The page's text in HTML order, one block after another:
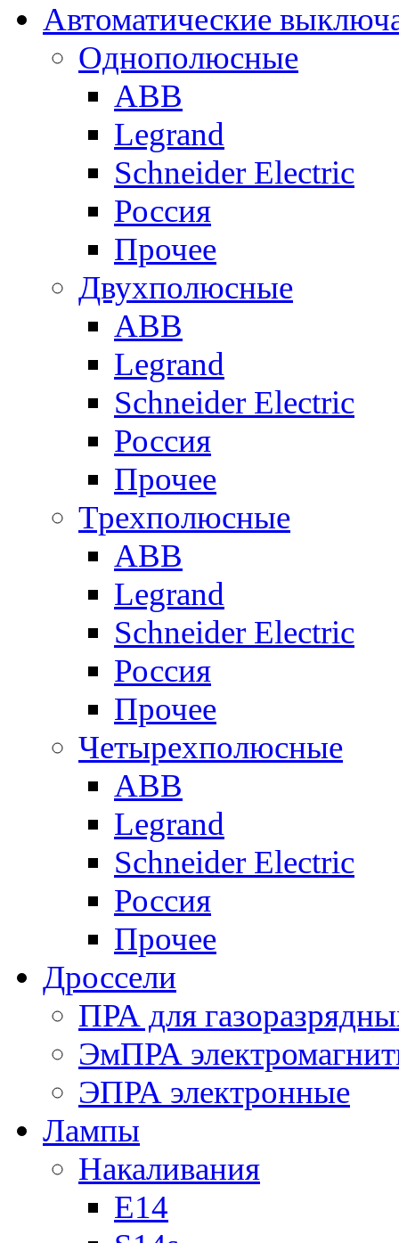
Автоматические
Однополюсные
ABB
Legrand
Schneider Electric
Россия
Прочее
Двухполюсные
ABB
Legrand
Schneider Electric
Россия
Прочее
Трехполюсные
ABB
Legrand
Schneider Electric
Россия
Прочее
Четырехполюсные
ABB
Legrand
Schneider Electric
Россия
Прочее
Дроссели
ПРА для
ЭмПРА
ЭПРА электронные
Лампы
Накаливания
Е14